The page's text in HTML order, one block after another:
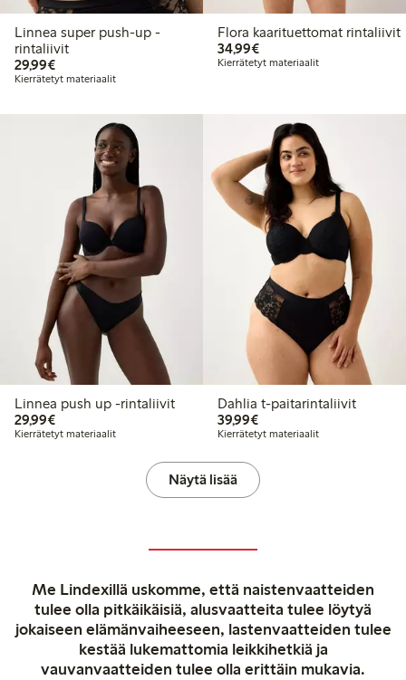
Linnea super push-up -
rintaliivit
29,99€29,99 €
Kierrätetyt materiaalit
Flora kaarituettomat rintaliivit
34,99€34,99 €
Kierrätetyt materiaalit
Linnea push up -rintaliivit
29,99€29,99 €
Kierrätetyt materiaalit
Dahlia t-paitarintaliivit
39,99€39,99 €
Kierrätetyt materiaalit
Näytä lisää
Me Lindexillä uskomme, että naistenvaatteiden
tulee olla pitkäikäisiä, alusvaatteita tulee löytyä
jokaiseen elämänvaiheeseen, lastenvaatteiden tulee
kestää lukemattomia leikkihetkiä ja
vauvanvaatteiden tulee olla erittäin mukavia.